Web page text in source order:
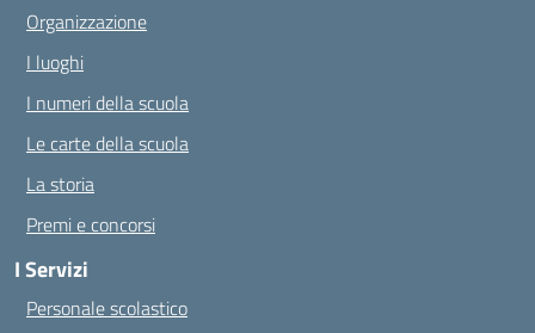
Organizzazione
I luoghi
I numeri della scuola
Le carte della scuola
La storia
Premi e concorsi
I Servizi
Personale scolastico